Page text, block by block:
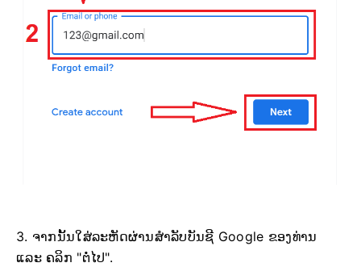
3. ຈາກນັ້ນໃສ່ລະຫັດຜ່ານສຳລັບບັນຊີ Google ຂອງທ່ານ
ແລະ ຄລິກ "ຕໍ່ໄປ".